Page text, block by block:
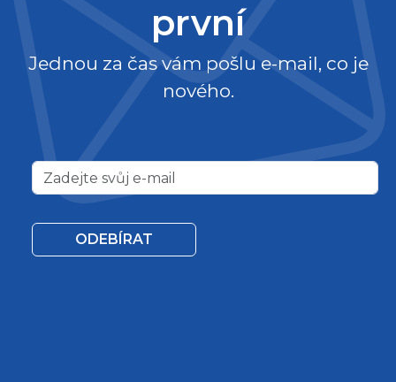
první
Jednou za čas vám pošlu e-mail, co je
nového.
ODEBÍRAT